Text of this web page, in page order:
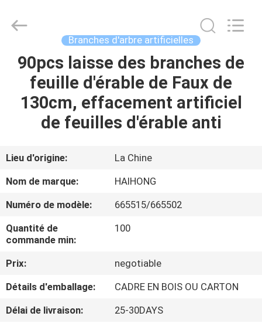
MAISON
PRODUITS
À
DE
NOUS
VISITE
DE
L'USINE
Crafts
Factory.
Developed
Branches d'arbre artificielles
90pcs laisse des branches de
feuille d'érable de Faux de
130cm, effacement artificiel
de feuilles d'érable anti
Lieu d'origine:
La Chine
Nom de marque:
HAIHONG
Numéro de modèle:
665515/665502
Quantité de
commande min:
100
Prix:
negotiable
Détails d'emballage:
CADRE EN BOIS OU CARTON
Délai de livraison:
25-30DAYS